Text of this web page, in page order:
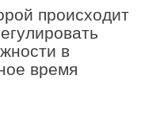
происходит
в
время